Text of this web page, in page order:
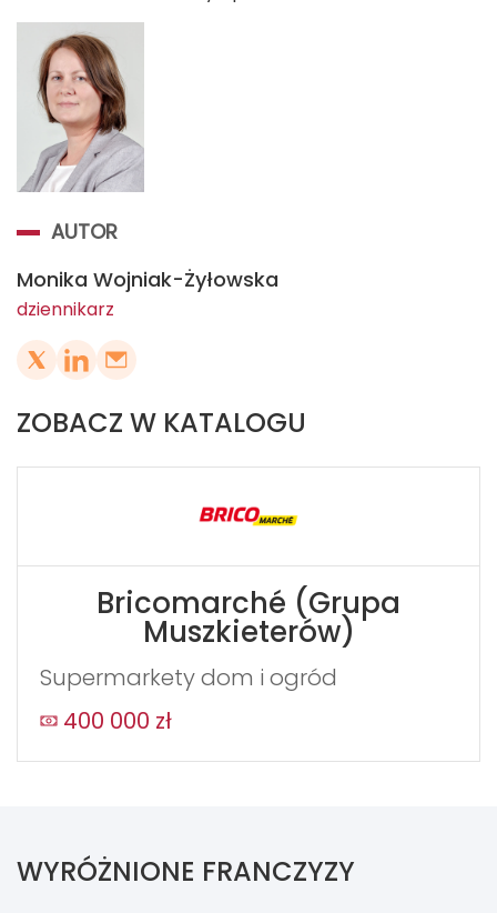
AUTOR
Monika Wojniak-Żyłowska
dziennikarz
ZOBACZ W KATALOGU
Bricomarché (Grupa
Muszkieterów)
Supermarkety dom i ogród
400 000 zł
WYRÓŻNIONE FRANCZYZY